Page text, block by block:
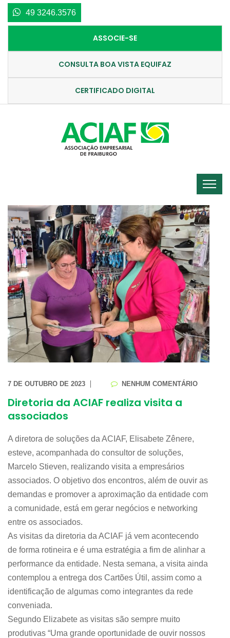
49 3246.3576
ASSOCIE-SE
CONSULTA BOA VISTA EQUIFAZ
CERTIFICADO DIGITAL
7 DE OUTUBRO DE 2023 NENHUM COMENTÁRIO
Diretoria da ACIAF realiza visita a
associados
A diretora de soluções da ACIAF, Elisabete Zênere,
esteve, acompanhada do consultor de soluções,
Marcelo Stieven, realizando visita a empresários
associados. O objetivo dos encontros, além de ouvir as
demandas e promover a aproximação da entidade com
a comunidade, está em gerar negócios e networking
entre os associados.
As visitas da diretoria da ACIAF já vem acontecendo
de forma rotineira e é uma estratégia a fim de alinhar a
performance da entidade. Nesta semana, a visita ainda
contemplou a entrega dos Cartões Útil, assim como a
identificação de algumas como integrantes da rede
conveniada.
Segundo Elizabete as visitas são sempre muito
produtivas “Uma grande oportunidade de ouvir nossos